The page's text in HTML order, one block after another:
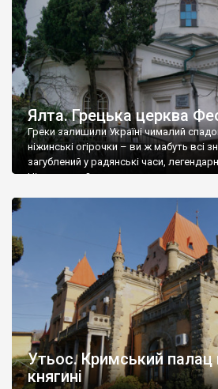
Ялта. Грецька церква
Греки залишили Україні чималий
ніжинські огірочки – ви ж мабуть всі
загублений у радянські часи,
Ніжин греки?
Утьос. Кримський палац
княгині